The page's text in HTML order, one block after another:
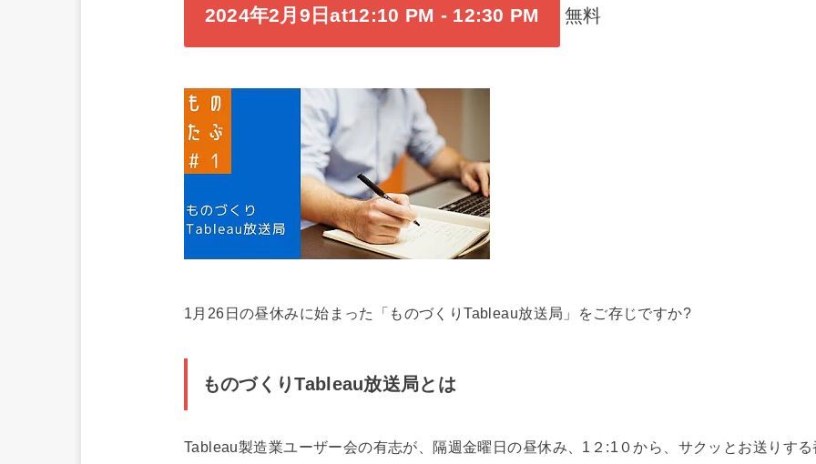
2024年2月9日at12:10 PM - 12:30 PM 無料
1月26日の昼休みに始まった「ものづくりTableau放送局」をご存じですか?
ものづくりTableau放送局とは
Tableau製造業ユーザー会の有志が、隔週金曜日の昼休み、1２:1０から、サクッとお送りする